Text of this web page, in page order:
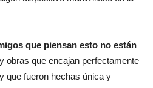
que piensan esto no están
obras que encajan perfectamente
que fueron hechas única y